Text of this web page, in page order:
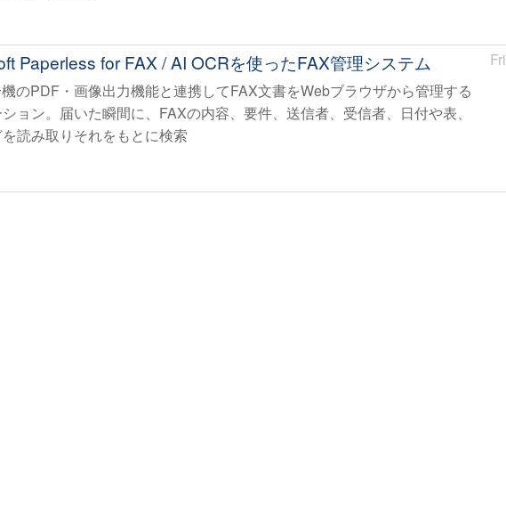
バーとの通信機能
ミング上煩雑になる Hash の計算と照合
暗号・復号処理。
ターの検証（一部）
います。
Paperless for FAX / AI OCRを使ったFAX管理システム
のPDF・画像出力機能と連携してFAX文書をWebブラウザから管理する
ョン。届いた瞬間に、FAXの内容、要件、送信者、受信者、日付や表、
読み取りそれをもとに検索